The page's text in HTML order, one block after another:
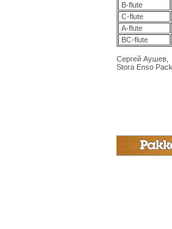
B-flute
C-flute
A-flute
BC-flute
Сергей Аушев,
Stora Enso